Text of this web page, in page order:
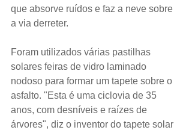
que absorve ruídos e faz a neve sobre
a via derreter.
Foram utilizados várias pastilhas
solares feiras de vidro laminado
nodoso para formar um tapete sobre o
asfalto. "Esta é uma ciclovia de 35
anos, com desníveis e raízes de
árvores", diz o inventor do tapete solar